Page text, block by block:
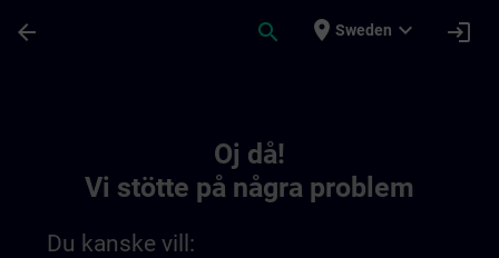
arrow_back search place Sweden expand_more login
Oj då!
Vi stötte på några problem
Du kanske vill: